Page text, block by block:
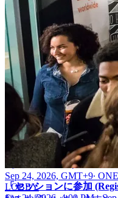
ご入場は、お手元のスマ
6Fに着きましたら、受付
Gatheringをお楽しみく
ウトは不要です）
Your phone is the ticket!
At the 6F reception, simply
Gathering! (*NO printed
——
■参加登録方法 | How to
「セッションに参加
Sep 24, 2026, GMT+9∙
LOBBY